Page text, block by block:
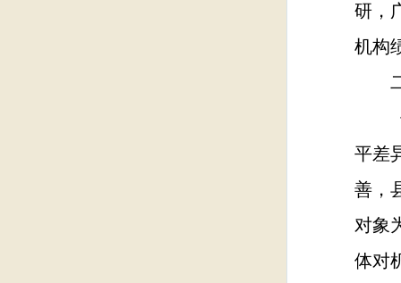
研，
机构
二
《
平差
善，
对象
体对